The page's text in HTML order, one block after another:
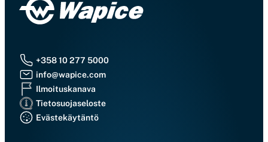
+358 10 277 5000
info@wapice.com
Ilmoituskanava
Tietosuojaseloste
Evästekäytäntö